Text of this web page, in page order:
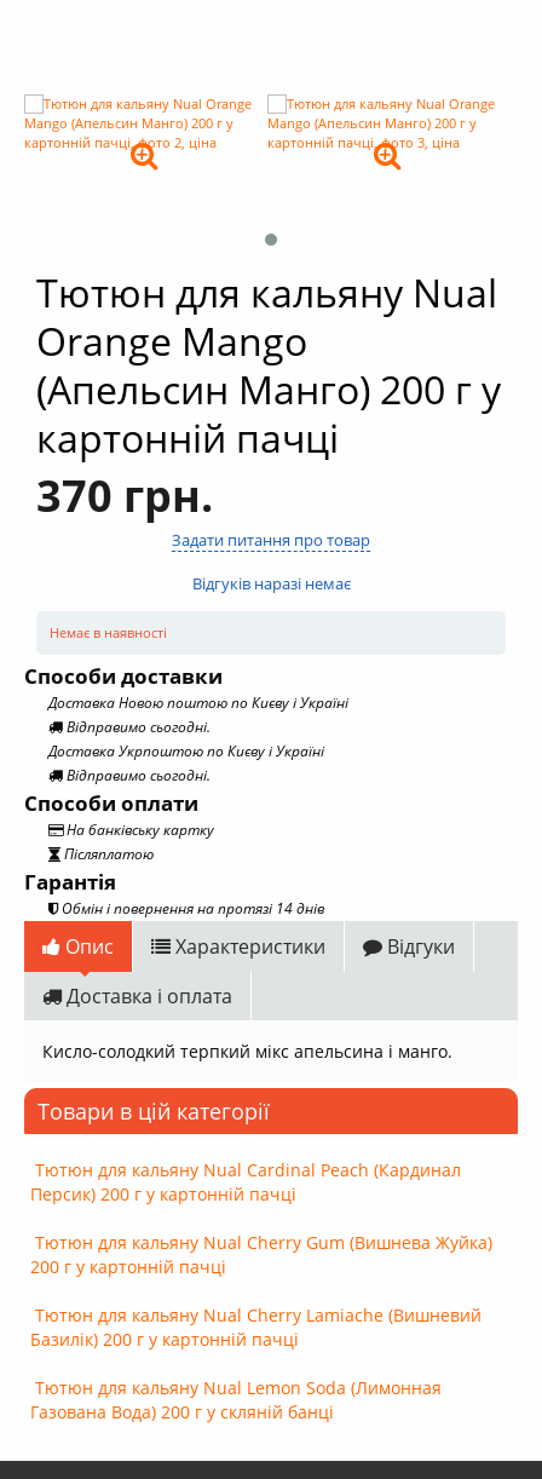
Тютюн для кальяну Nual
Orange Mango
(Апельсин Манго) 200 г у
картонній пачці
370 грн.
Задати питання про товар
Відгуків наразі немає
Немає в наявності
Способи доставки
Доставка Новою поштою по Києву і Україні
Відправимо сьогодні.
Доставка Укрпоштою по Києву і Україні
Відправимо сьогодні.
Способи оплати
На банківську картку
Післяплатою
Гарантія
Обмін і повернення на протязі 14 днів
Опис Характеристики
Відгуки
Доставка і оплата
Кисло-солодкий терпкий мікс апельсина і манго.
Товари в цій категорії
Тютюн для кальяну Nual Cardinal Peach (Кардинал
Персик) 200 г у картонній пачці
Тютюн для кальяну Nual Cherry Gum (Вишнева Жуйка)
200 г у картонній пачці
Тютюн для кальяну Nual Cherry Lamiache (Вишневий
Базилік) 200 г у картонній пачці
Тютюн для кальяну Nual Lemon Soda (Лимонная
Газована Вода) 200 г у скляній банці